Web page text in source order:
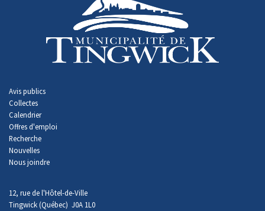
Avis publics
Collectes
Calendrier
Offres d'emploi
Recherche
Nouvelles
Nous joindre
12, rue de l'Hôtel-de-Ville
Tingwick (Québec) J0A 1L0